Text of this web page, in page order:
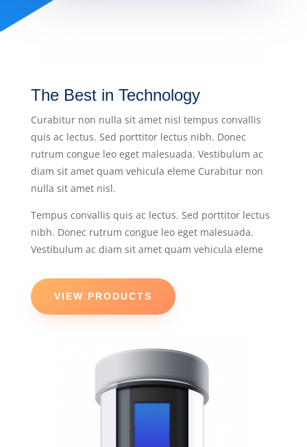
The Best in Technology
Curabitur non nulla sit amet nisl tempus convallis
quis ac lectus. Sed porttitor lectus nibh. Donec
rutrum congue leo eget malesuada. Vestibulum ac
diam sit amet quam vehicula eleme Curabitur non
nulla sit amet nisl.
Tempus convallis quis ac lectus. Sed porttitor lectus
nibh. Donec rutrum congue leo eget malesuada.
Vestibulum ac diam sit amet quam vehicula eleme
VIEW PRODUCTS